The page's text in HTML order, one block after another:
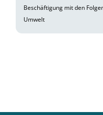
Beschäftigung mit den
Umwelt